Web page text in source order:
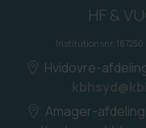
HF &
Institutionsnr. 167250
Hvidovre-
Amager-afdeling